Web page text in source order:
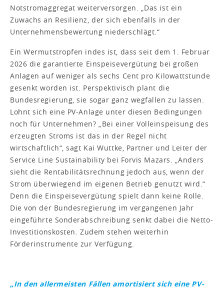
Notstromaggregat weiterversorgen. „Das ist ein
Zuwachs an Resilienz, der sich ebenfalls in der
Unternehmensbewertung niederschlägt.“
Ein Wermutstropfen indes ist, dass seit dem 1. Februar
2026 die garantierte Einspeisevergütung bei großen
Anlagen auf weniger als sechs Cent pro Kilowattstunde
gesenkt worden ist. Perspektivisch plant die
Bundesregierung, sie sogar ganz wegfallen zu lassen.
Lohnt sich eine PV-Anlage unter diesen Bedingungen
noch für Unternehmen? „Bei einer Volleinspeisung des
erzeugten Stroms ist das in der Regel nicht
wirtschaftlich“, sagt Kai Wuttke, Partner und Leiter der
Service Line Sustainability bei Forvis Mazars. „Anders
sieht die Rentabilitätsrechnung jedoch aus, wenn der
Strom überwiegend im eigenen Betrieb genutzt wird.“
Denn die Einspeisevergütung spielt dann keine Rolle.
Die von der Bundesregierung im vergangenen Jahr
eingeführte Sonderabschreibung senkt dabei die Netto-
Investitionskosten. Zudem stehen weiterhin
Förderinstrumente zur Verfügung.
„In den allermeisten Fällen amortisiert sich eine PV-